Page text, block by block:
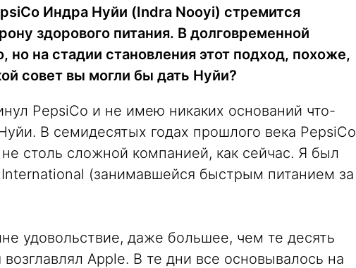
Индра Нуйи (Indra Nooyi) стремится
здорового питания. В долговременной
но на стадии становления этот подход, похоже,
совет вы могли бы дать Нуйи?
PepsiCo и не имею никаких оснований что-
В семидесятых годах прошлого века PepsiCo
столь сложной компанией, как сейчас. Я был
(занимавшейся быстрым питанием за
удовольствие, даже большее, чем те десять
Apple. В те дни все основывалось на